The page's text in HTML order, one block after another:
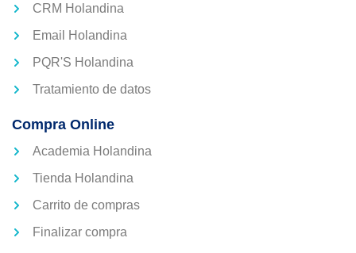
CRM Holandina
Email Holandina
PQR'S Holandina
Tratamiento de datos
Compra Online
Academia Holandina
Tienda Holandina
Carrito de compras
Finalizar compra